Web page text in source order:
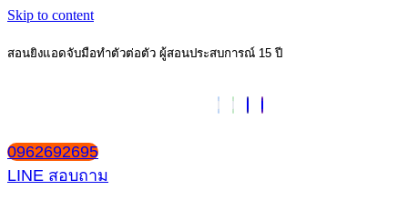
Skip to content
สอนยิงแอดจับมือทำตัวต่อตัว ผู้สอนประสบการณ์ 15 ปี
0962692695
LINE สอบถาม